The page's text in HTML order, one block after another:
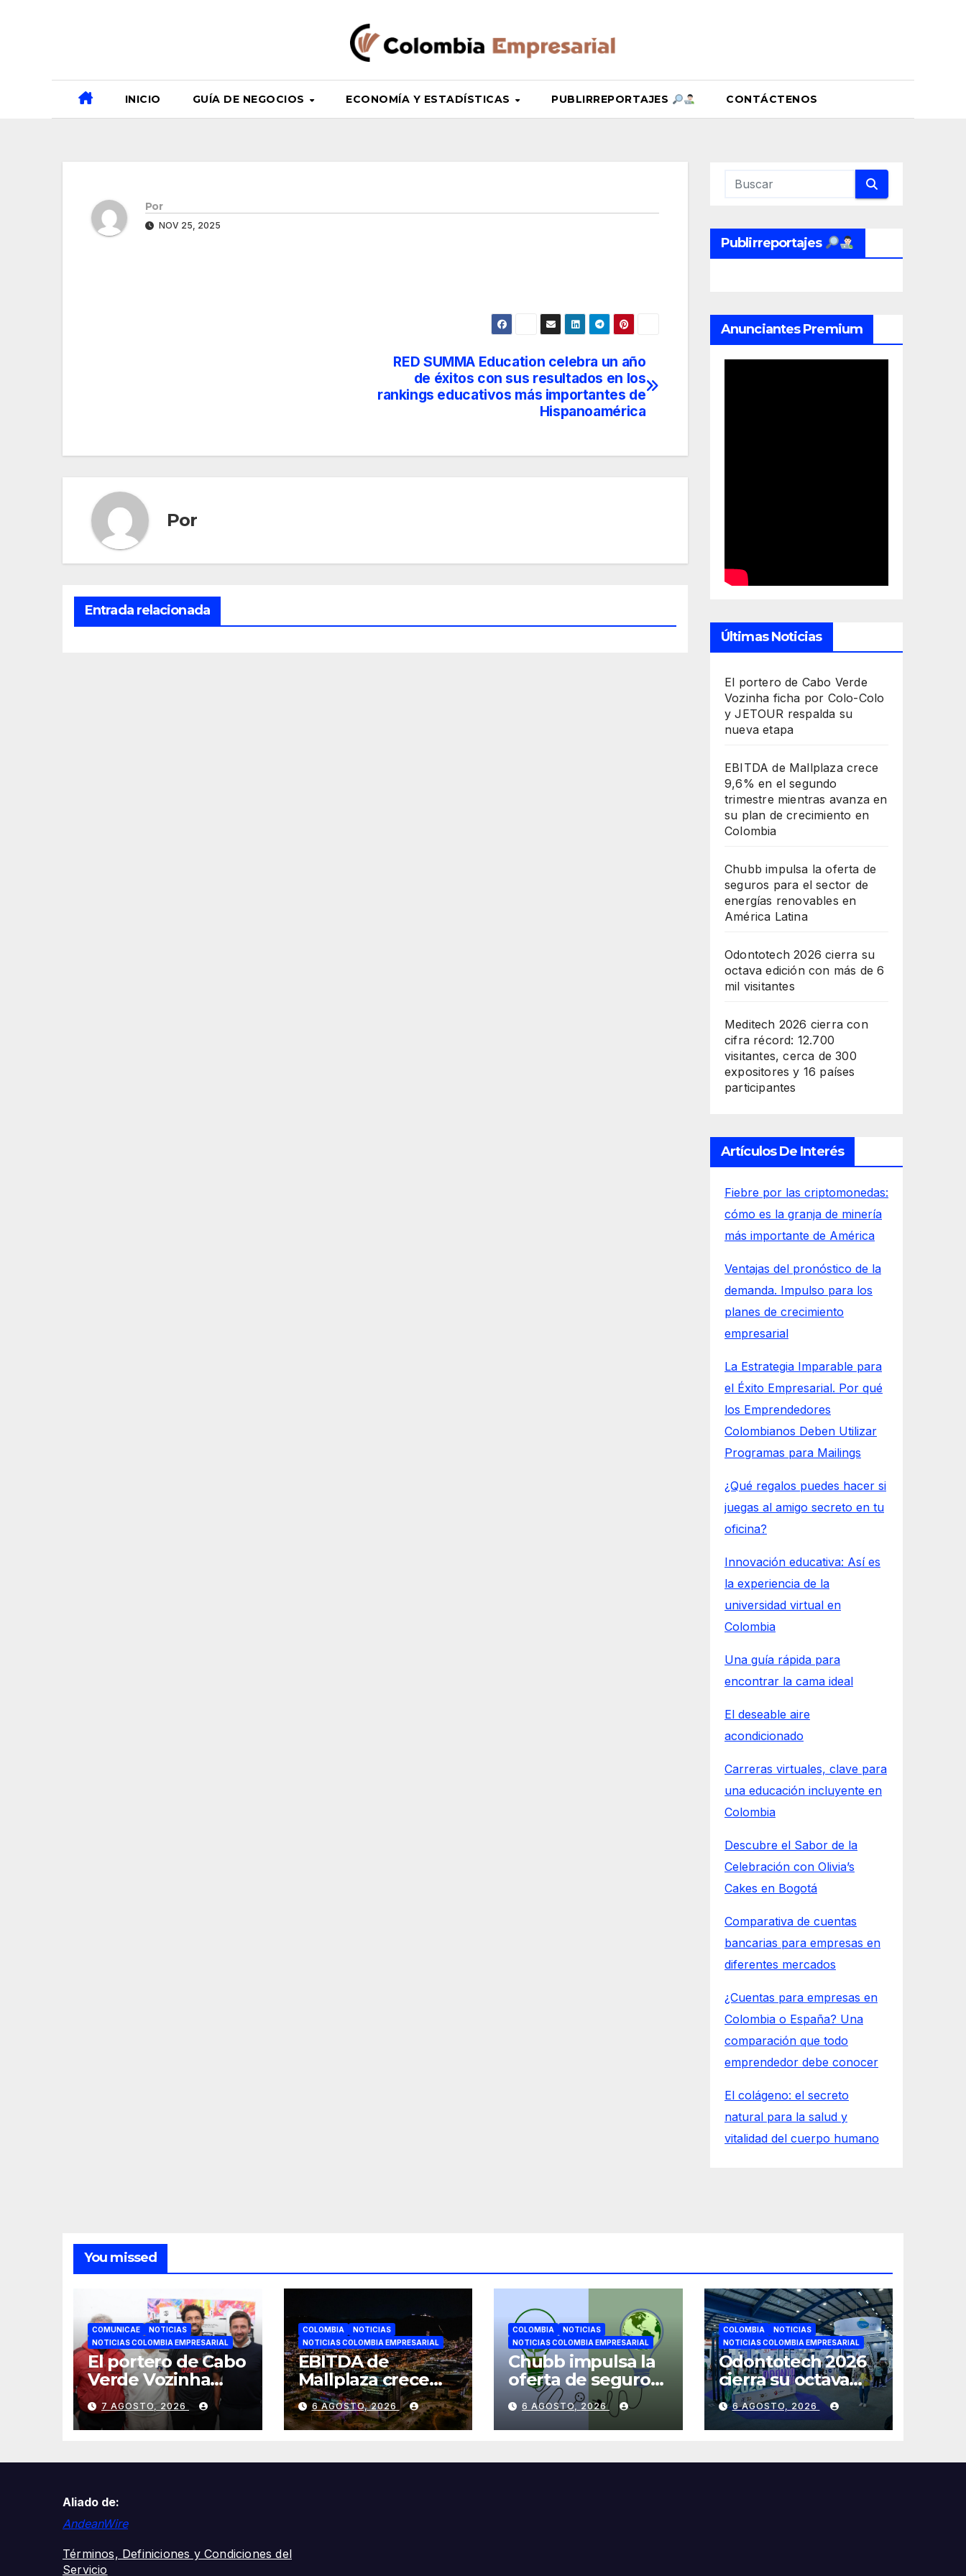
INICIO GUÍA DE NEGOCIOS ECONOMÍA Y ESTADÍSTICAS PUBLIRREPORTAJES CONTÁCTENOS
Por
NOV 25, 2025
RED SUMMA Education celebra un año
de éxitos con sus resultados en los
rankings educativos más importantes de
Hispanoamérica
Por
Entrada relacionada
Publirreportajes
Anunciantes Premium
Últimas Noticias
El portero de Cabo Verde
Vozinha ficha por Colo-Colo
y JETOUR respalda su
nueva etapa
EBITDA de Mallplaza crece
9,6% en el segundo
trimestre mientras avanza en
su plan de crecimiento en
Colombia
Chubb impulsa la oferta de
seguros para el sector de
energías renovables en
América Latina
Odontotech 2026 cierra su
octava edición con más de 6
mil visitantes
Meditech 2026 cierra con
cifra récord: 12.700
visitantes, cerca de 300
expositores y 16 países
participantes
Artículos De Interés
Fiebre por las criptomonedas:
cómo es la granja de minería
más importante de América
Ventajas del pronóstico de la
demanda. Impulso para los
planes de crecimiento
empresarial
La Estrategia Imparable para
el Éxito Empresarial. Por qué
los Emprendedores
Colombianos Deben Utilizar
Programas para Mailings
¿Qué regalos puedes hacer si
juegas al amigo secreto en tu
oficina?
Innovación educativa: Así es
la experiencia de la
universidad virtual en
Colombia
Una guía rápida para
encontrar la cama ideal
El deseable aire
acondicionado
Carreras virtuales, clave para
una educación incluyente en
Colombia
Descubre el Sabor de la
Celebración con Olivia’s
Cakes en Bogotá
Comparativa de cuentas
bancarias para empresas en
diferentes mercados
¿Cuentas para empresas en
Colombia o España? Una
comparación que todo
emprendedor debe conocer
El colágeno: el secreto
natural para la salud y
vitalidad del cuerpo humano
You missed
COMUNICAE
NOTICIAS
NOTICIAS COLOMBIA EMPRESARIAL
El portero de Cabo
Verde Vozinha
ficha por Colo-Colo
y JETOUR
respalda su nueva
7 AGOSTO, 2026
COLOMBIA
NOTICIAS
NOTICIAS COLOMBIA EMPRESARIAL
EBITDA de
Mallplaza crece
9,6% en el
segundo trimestre
mientras avanza
crecimiento en
6 AGOSTO, 2026
COLOMBIA
NOTICIAS
NOTICIAS COLOMBIA EMPRESARIAL
Chubb impulsa la
oferta de seguros
para el sector de
energías
renovables en
6 AGOSTO, 2026
COLOMBIA
NOTICIAS
NOTICIAS COLOMBIA EMPRESARIAL
Odontotech 2026
cierra su octava
edición con más
de 6 mil visitantes
6 AGOSTO, 2026
Aliado de:
AndeanWire
Términos, Definiciones y Condiciones del
Servicio